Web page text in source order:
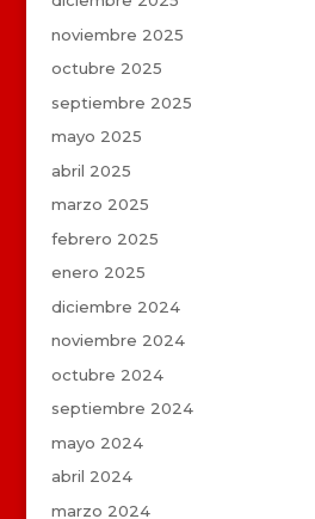
noviembre 2025
octubre 2025
septiembre 2025
mayo 2025
abril 2025
marzo 2025
febrero 2025
enero 2025
diciembre 2024
noviembre 2024
octubre 2024
septiembre 2024
mayo 2024
abril 2024
marzo 2024